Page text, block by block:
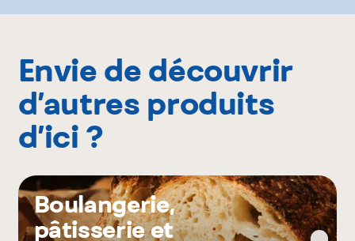
Envie de découvrir
d’autres produits
d’ici ?
Boulangerie,
pâtisserie et